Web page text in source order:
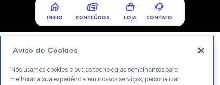
INICIO CONTEÚDOS LOJA CONTATO
Aviso de Cookies
Nós usamos cookies e outras tecnologias semelhantes para
melhorar a sua experiência em nossos serviços, personalizar